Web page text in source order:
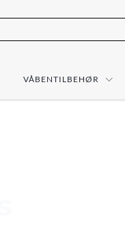
VÅBENTILBEHØR